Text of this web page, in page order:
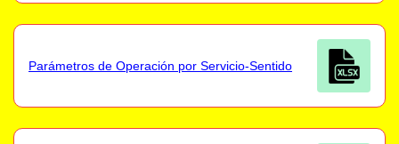
Parámetros de Operación por Servicio-Sentido